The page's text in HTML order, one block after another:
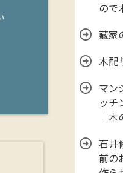
ので
藏
木配
マン
ッチ
｜
石井
前の